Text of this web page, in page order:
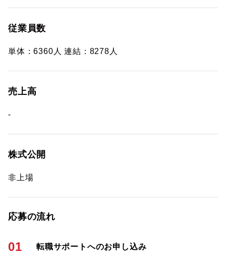
従業員数
単体：6360人 連結：8278人
売上高
-
株式公開
非上場
応募の流れ
01 転職サポートへのお申し込み